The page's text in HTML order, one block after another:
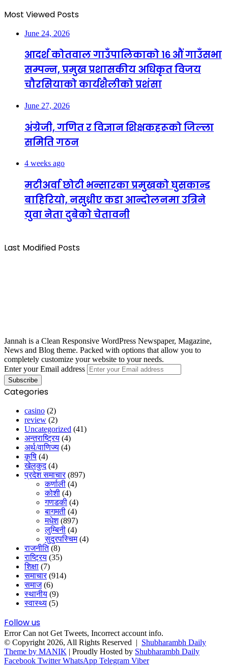
Most Viewed Posts
June 24, 2026
आदर्श कोतवाल गाउँपालिकाको १६ औं गाउँसभा
सम्पन्न, प्रमुख प्रशासकीय अधिकृत विजय
चौरसियाको कार्यशैलीको प्रशंसा
June 27, 2026
अंग्रेजी, गणित र विज्ञान शिक्षकहरूको जिल्ला
समिति गठन
4 weeks ago
मटीअर्वा छोटी भन्सारका प्रमुखको घुसकान्ड
बाहिरियो, नसुध्रीए कडा आन्दोलनमा उत्रिने
युवा नेता दुबेको चेतावनी
Last Modified Posts
Jannah is a Clean Responsive WordPress Newspaper, Magazine,
News and Blog theme. Packed with options that allow you to
completely customize your website to your needs.
Enter your Email address
Categories
casino (2)
review (2)
Uncategorized (41)
अन्तराष्ट्रिय (4)
अर्थ/वाणिज्य (4)
कृषि (4)
खेलकुद(4)
प्रदेश समाचार(897)
कर्णाली (4)
कोशी (4)
गणडकी (4)
बागमती (4)
मधेश(897)
लुम्बिनी (4)
सुदुरपस्चिम(4)
राजनीति(8)
राष्ट्रिय (35)
शिक्षा (7)
समाचार(914)
समाज(6)
स्थानीय (9)
स्वास्थ्य (5)
Follow us
Error Can not Get Tweets, Incorrect account info.
© Copyright 2026, All Rights Reserved | Shubharambh Daily
Theme by MANIK | Proudly Hosted by Shubharambh Daily
Facebook Twitter WhatsApp Telegram Viber